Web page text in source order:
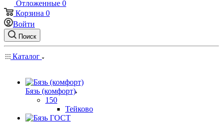
Отложенные 0
Корзина 0
Войти
Поиск
Каталог
Бязь (комфорт)
150
Тейково